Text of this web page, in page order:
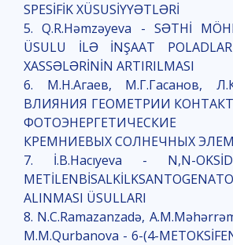
SPESİFİK XÜSUSİYYƏTLƏRİ
5. Q.R.Həmzəyeva - SƏTHİ
ÜSULU İLƏ İNŞAAT
XASSƏLƏRİNİN ARTIRILMASI
6. М.Н.Агаев, М.Г.Гасанов,
ВЛИЯНИЯ ГЕОМЕТРИИ
ФОТОЭНЕРГЕТИЧЕСКИЕ
КРЕМНИЕВЫХ СОЛНЕЧНЫХ
7. İ.B.Hacıyeva - N,N-
ALINMASI ÜSULLARI
8. N.C.Ramazanzadə,
M.M.Qurbanova - 6-(4-